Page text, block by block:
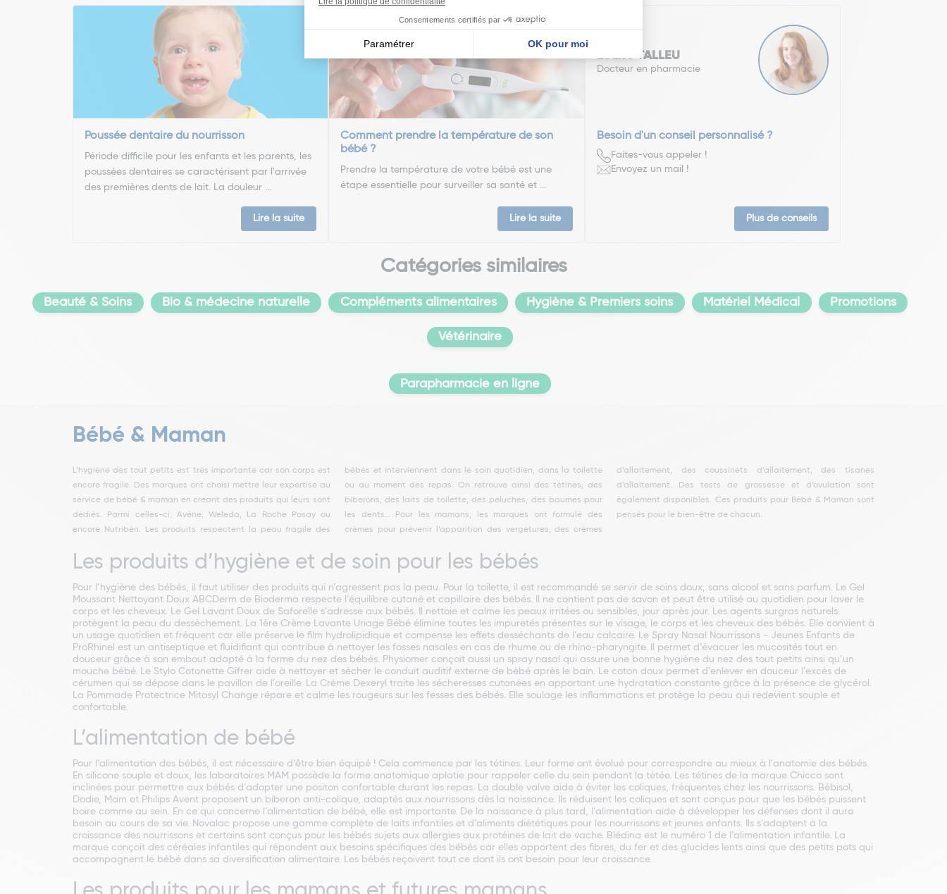
Poussée dentaire du nourrisson
Période difficile pour les enfants et les parents, les
poussées dentaires se caractérisent par l'arrivée
des premières dents de lait. La douleur ...
Lire la suite
Comment prendre la température de son
bébé ?
Prendre la température de votre bébé est une
étape essentielle pour surveiller sa santé et ...
Lire la suite
Louise TALLEU
Docteur en pharmacie
Besoin d'un conseil personnalisé ?
Faites-vous appeler !
Envoyez un mail !
Plus de conseils
Catégories similaires
Beauté & Soins Bio & médecine naturelle Compléments alimentaires Hygiène & Premiers soins Matériel Médical Promotions
Vétérinaire
Parapharmacie en ligne
Bébé & Maman
L’hygiène des tout petits est très importante car son corps est
encore fragile. Des marques ont choisi mettre leur expertise au
service de bébé & maman en créant des produits qui leurs sont
dédiés. Parmi celles-ci, Avène, Weleda, La Roche Posay ou
encore Nutribén. Les produits respectent la peau fragile des
bébés et interviennent dans le soin quotidien, dans la toilette
ou au moment des repas. On retrouve ainsi des tétines, des
biberons, des laits de toilette, des peluches, des baumes pour
les dents… Pour les mamans, les marques ont formulé des
crèmes pour prévenir l’apparition des vergetures, des crèmes
d’allaitement, des coussinets d’allaitement, des tisanes
d’allaitement. Des tests de grossesse et d’ovulation sont
également disponibles. Ces produits pour Bébé & Maman sont
pensés pour le bien-être de chacun.
Les produits d’hygiène et de soin pour les bébés
Pour l’hygiène des bébés, il faut utiliser des produits qui n’agressent pas la peau. Pour la toilette, il est recommandé se servir de soins doux, sans alcool et sans parfum. Le Gel
Moussant Nettoyant Doux ABCDerm de Bioderma respecte l’équilibre cutané et capillaire des bébés. Il ne contient pas de savon et peut être utilisé au quotidien pour laver le
corps et les cheveux. Le Gel Lavant Doux de Saforelle s’adresse aux bébés. Il nettoie et calme les peaux irritées ou sensibles, jour après jour. Les agents surgras naturels
protègent la peau du dessèchement. La 1ère Crème Lavante Uriage Bébé élimine toutes les impuretés présentes sur le visage, le corps et les cheveux des bébés. Elle convient à
un usage quotidien et fréquent car elle préserve le film hydrolipidique et compense les effets desséchants de l’eau calcaire. Le Spray Nasal Nourrissons - Jeunes Enfants de
ProRhinel est un antiseptique et fluidifiant qui contribue à nettoyer les fosses nasales en cas de rhume ou de rhino-pharyngite. Il permet d’évacuer les mucosités tout en
douceur grâce à son embout adapté à la forme du nez des bébés. Physiomer conçoit aussi un spray nasal qui assure une bonne hygiène du nez des tout petits ainsi qu’un
mouche bébé. Le Stylo Cotonette Gifrer aide à nettoyer et sécher le conduit auditif externe de bébé après le bain. Le coton doux permet d’enlever en douceur l’excès de
cérumen qui se dépose dans le pavillon de l’oreille. La Crème Dexeryl traite les sécheresses cutanées en apportant une hydratation constante grâce à la présence de glycérol.
La Pommade Protectrice Mitosyl Change répare et calme les rougeurs sur les fesses des bébés. Elle soulage les inflammations et protège la peau qui redevient souple et
confortable.
L’alimentation de bébé
Pour l’alimentation des bébés, il est nécessaire d’être bien équipé ! Cela commence par les tétines. Leur forme ont évolué pour correspondre au mieux à l’anatomie des bébés.
En silicone souple et doux, les laboratoires MAM possède la forme anatomique aplatie pour rappeler celle du sein pendant la tétée. Les tétines de la marque Chicco sont
inclinées pour permettre aux bébés d’adopter une positon confortable durant les repas. La double valve aide à éviter les coliques, fréquentes chez les nourrissons. Bébisol,
Dodie, Mam et Philips Avent proposent un biberon anti-colique, adaptés aux nourrissons dès la naissance. Ils réduisent les coliques et sont conçus pour que les bébés puissent
boire comme au sein. En ce qui concerne l’alimentation de bébé, elle est importante. De la naissance à plus tard, l’alimentation aide à développer les défenses dont il aura
besoin au cours de sa vie. Novalac propose une gamme complète de laits infantiles et d’aliments diététiques pour les nourrissons et jeunes enfants. Ils s’adaptent à la
croissance des nourrissons et certains sont conçus pour les bébés sujets aux allergies aux protéines de lait de vache. Blédina est le numéro 1 de l’alimentation infantile. La
marque conçoit des céréales infantiles qui répondent aux besoins spécifiques des bébés car elles apportent des fibres, du fer et des glucides lents ainsi que des petits pots qui
accompagnent le bébé dans sa diversification alimentaire. Les bébés reçoivent tout ce dont ils ont besoin pour leur croissance.